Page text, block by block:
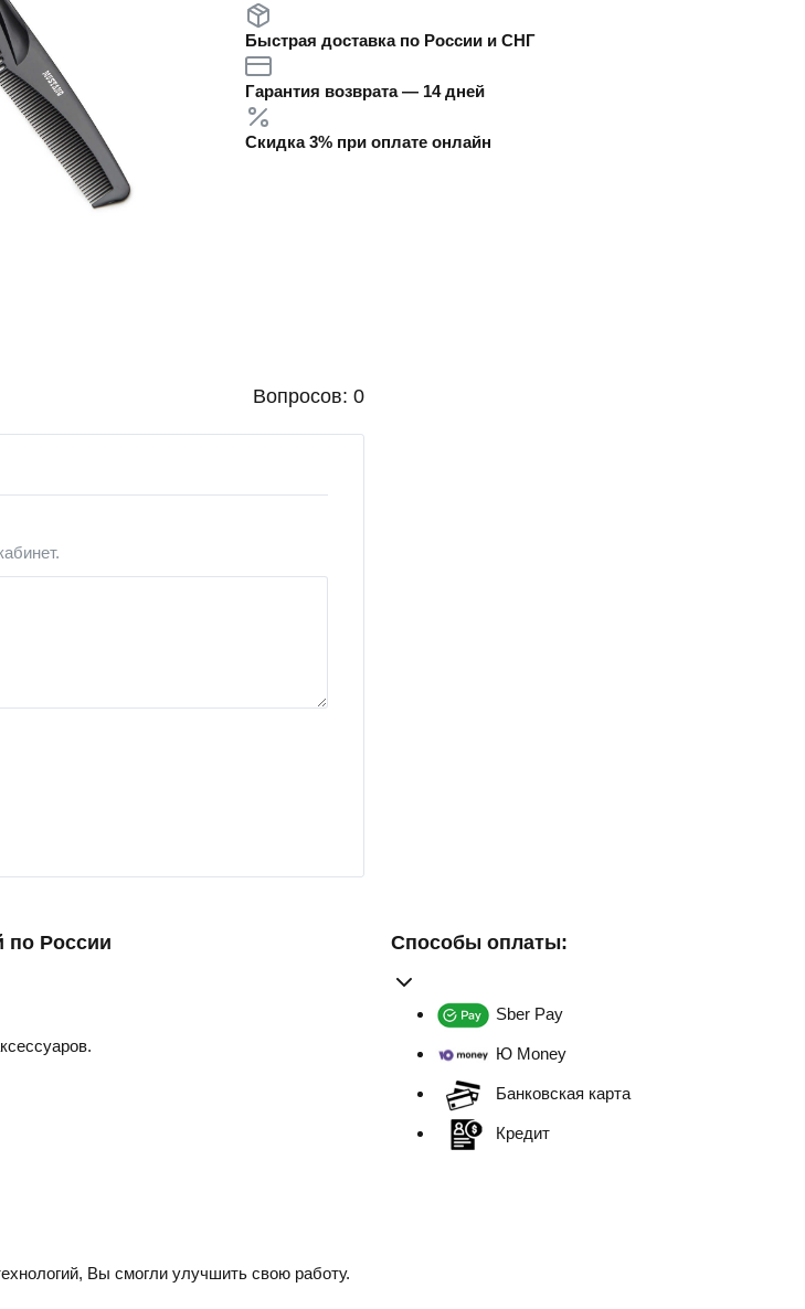
Быстрая доставка по России и СНГ
Гарантия возврата — 14 дней
Скидка 3% при оплате онлайн
Вопросов: 0
по России
Вы смогли улучшить свою работу.
Способы оплаты:
Sber Pay
Ю Money
Банковская карта
Кредит